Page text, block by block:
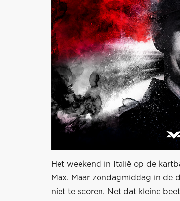
Het weekend in Italië op de
Max. Maar zondagmiddag in de
niet te scoren. Net dat kleine